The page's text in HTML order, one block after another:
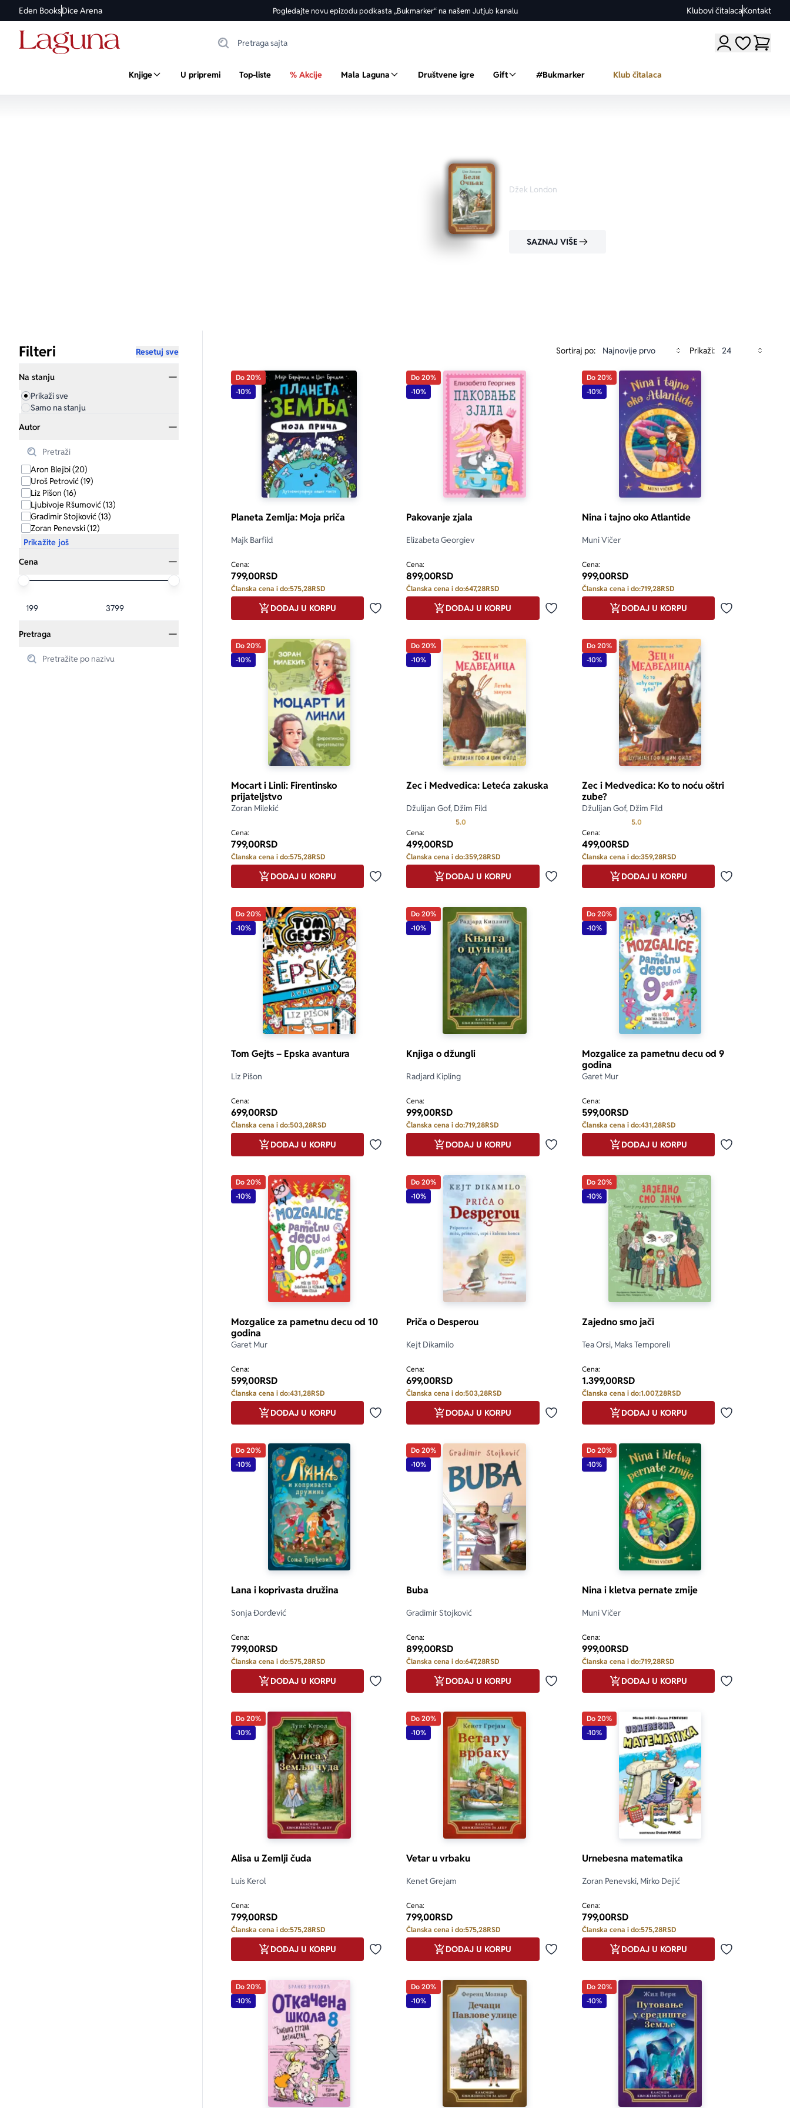
Eden BooksDice Arena Pogledajte novu epizodu podkasta „Bukmarker“ na našem Jutjub kanalu Klubovi čitalacaKontakt
Moji omiljeni
Knjige U pripremi Top-liste % Akcije Mala Laguna Društvene igre Gift #Bukmarker Klub čitalaca
Džek London
SAZNAJ VIŠE
Filteri Resetuj sve
Na stanju
Prikaži sve
Samo na stanju
Autor
Aron Blejbi (20)
Uroš Petrović (19)
Liz Pišon (16)
Ljubivoje Ršumović (13)
Gradimir Stojković (13)
Zoran Penevski (12)
Prikažite još
Cena
Pretraga
Sortiraj po: Prikaži:
Do 20%
-10%
Planeta Zemlja: Moja priča
Majk Barfild
Cena:
799,00RSD
Članska cena i do:575,28RSD
Dodaj u omiljene
DODAJ U KORPU
Do 20%
-10%
Pakovanje zjala
Elizabeta Georgiev
Cena:
899,00RSD
Članska cena i do:647,28RSD
Dodaj u omiljene
DODAJ U KORPU
Do 20%
-10%
Nina i tajno oko Atlantide
Muni Vičer
Cena:
999,00RSD
Članska cena i do:719,28RSD
Dodaj u
DODAJ U KORPU
Do 20%
-10%
Mocart i Linli: Firentinsko
prijateljstvo
Zoran Milekić
Cena:
799,00RSD
Članska cena i do:575,28RSD
Dodaj u omiljene
DODAJ U KORPU
Do 20%
-10%
Zec i Medvedica: Leteća zakuska
Džulijan Gof, Džim Fild
5.0
Cena:
499,00RSD
Članska cena i do:359,28RSD
Dodaj u omiljene
DODAJ U KORPU
Do 20%
-10%
Zec i Medvedica: Ko to noću oštri
zube?
Džulijan Gof, Džim Fild
5.0Prosecna ocena je 5.0 od 5
Cena:
499,00RSD
Članska cena i do:359,28RSD
Dodaj u
DODAJ U KORPU
Do 20%
-10%
Tom Gejts – Epska avantura
Liz Pišon
Cena:
699,00RSD
Članska cena i do:503,28RSD
Dodaj u omiljene
DODAJ U KORPU
Do 20%
-10%
Knjiga o džungli
Radjard Kipling
Cena:
999,00RSD
Članska cena i do:719,28RSD
Dodaj u omiljene
DODAJ U KORPU
Do 20%
-10%
Mozgalice za pametnu decu od 9
godina
Garet Mur
Cena:
599,00RSD
Članska cena i do:431,28RSD
Dodaj u
DODAJ U KORPU
Do 20%
-10%
Mozgalice za pametnu decu od 10
godina
Garet Mur
Cena:
599,00RSD
Članska cena i do:431,28RSD
Dodaj u omiljene
DODAJ U KORPU
Do 20%
-10%
Priča o Desperou
Kejt Dikamilo
Cena:
699,00RSD
Članska cena i do:503,28RSD
Dodaj u omiljene
DODAJ U KORPU
Do 20%
-10%
Zajedno smo jači
Tea Orsi, Maks Temporeli
Cena:
1.399,00RSD
Članska cena i do:1.007,28RSD
Dodaj u
DODAJ U KORPU
Do 20%
-10%
Lana i koprivasta družina
Sonja Đorđević
Cena:
799,00RSD
Članska cena i do:575,28RSD
Dodaj u omiljene
DODAJ U KORPU
Do 20%
-10%
Buba
Gradimir Stojković
Cena:
899,00RSD
Članska cena i do:647,28RSD
Dodaj u omiljene
DODAJ U KORPU
Do 20%
-10%
Nina i kletva pernate zmije
Muni Vičer
Cena:
999,00RSD
Članska cena i do:719,28RSD
Dodaj u
DODAJ U KORPU
Do 20%
-10%
Alisa u Zemlji čuda
Luis Kerol
Cena:
799,00RSD
Članska cena i do:575,28RSD
Dodaj u omiljene
DODAJ U KORPU
Do 20%
-10%
Vetar u vrbaku
Kenet Grejam
Cena:
799,00RSD
Članska cena i do:575,28RSD
Dodaj u omiljene
DODAJ U KORPU
Do 20%
-10%
Urnebesna matematika
Zoran Penevski, Mirko Dejić
Cena:
799,00RSD
Članska cena i do:575,28RSD
Dodaj u
DODAJ U KORPU
Do 20%
-10%
Do 20%
-10%
Do 20%
-10%